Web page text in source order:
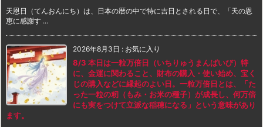
天恩日（てんおんにち）は、日本の暦の中で特に吉日とされる日で、「天の恩
恵に感謝す ...
2026年8月3日 : お気に入り
8/3 本日は一粒万倍日（いちりゅうまんばいび）特
に、金運に関わること、財布の購入・使い始め、宝く
じの購入などに縁起のよい日。一粒万倍日とは、「た
った一粒の籾（もみ・お米の種子）が成長し、何万倍
にも実をつけて立派な稲穂になる」という意味があり
ます。